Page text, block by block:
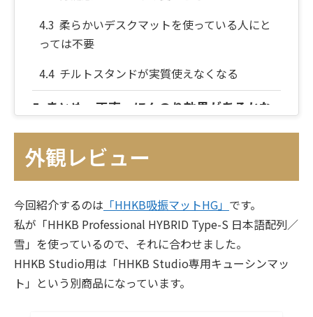
柔らかいデスクマットを使っている人にと
っては不要
チルトスタンドが実質使えなくなる
まとめ 正直、ほんのり効果があるかな
外観レビュー
今回紹介するのは 「HHKB吸振マットHG」 です。
私が「HHKB Professional HYBRID Type-S 日本語配列／
雪」を使っているので、それに合わせました。
HHKB Studio用は「HHKB Studio専用キューシンマッ
ト」という別商品になっています。